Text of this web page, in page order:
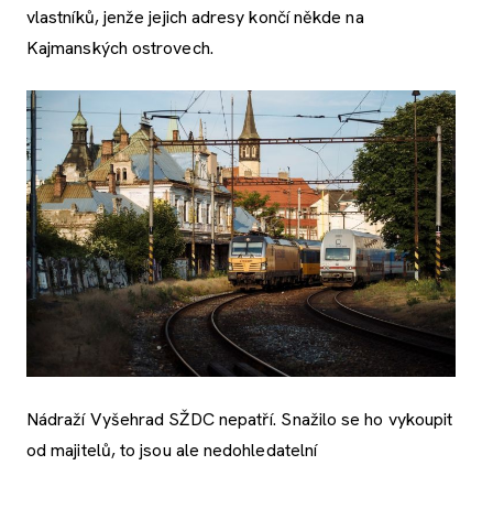
vlastníků, jenže jejich adresy končí někde na
Kajmanských ostrovech.
Nádraží Vyšehrad SŽDC nepatří. Snažilo se ho vykoupit
od majitelů, to jsou ale nedohledatelní